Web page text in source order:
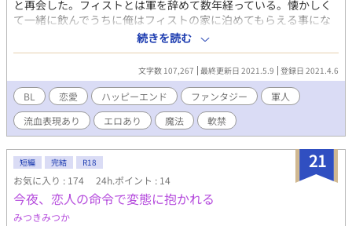
と再会した。フィストとは軍を辞めて数年経っている。懐かしく
て一緒に飲んでうちに俺はフィストの家に泊めてもらえる事にな
った。酒に酔ったまま家に行き飲んでいたら、何故か流れでセッ
クスしてしまった。フィストは結婚して子供も生まれるのに、不
倫をしてしまったと思った俺はそのまま逃げようとしたら、フィ
ストに駄目だと言われて、そのまま軟禁されてしまう。どうして
フィストが俺を軟禁するのか分からないまま、俺の軟禁生活が始
まった。 ＊「小説家になろう」「フジョッシー」にも投稿してい
ます。
続きを読む
文字数 107,267 最終更新日 2021.5.9 登録日 2021.4.6
BL 恋愛 ハッピーエンド ファンタジー
軍人
流血表現あり
エロあり 魔法 軟禁
21
短編 完結 R18
お気に入り : 174 24h.ポイント : 14
今夜、恋人の命令で変態に抱かれる
みつきみつか